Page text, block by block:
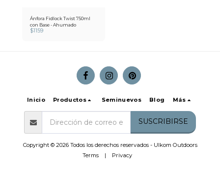
Ánfora Fidlock Twist 750ml
con Base - Ahumado
$1159
Inicio Productos Seminuevos Blog Más
SUSCRIBIRSE
Copyright © 2026 Todos los derechos reservados - Ulkom Outdoors
Terms| Privacy